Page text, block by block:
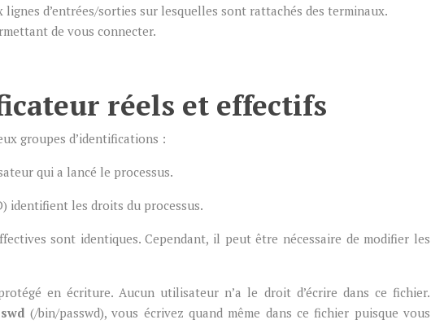
d’entrées/sorties sur lesquelles sont rattachés des terminaux.
de vous connecter.
réels et effectifs
groupes d’identifications :
qui a lancé le processus.
identifient les droits du processus.
sont identiques. Cependant, il peut être nécessaire de modifier les
en écriture. Aucun utilisateur n’a le droit d’écrire dans ce fichier.
(/bin/passwd), vous écrivez quand même dans ce fichier puisque vous